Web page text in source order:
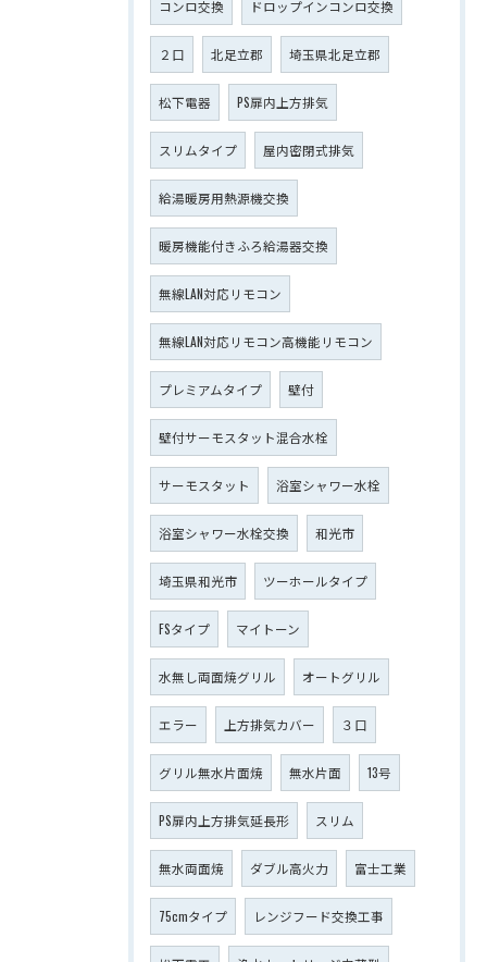
コンロ交換 ドロップインコンロ交換
２口 北足立郡 埼玉県北足立郡
松下電器 PS扉内上方排気
スリムタイプ 屋内密閉式排気
給湯暖房用熱源機交換
暖房機能付きふろ給湯器交換
無線LAN対応リモコン
無線LAN対応リモコン高機能リモコン
プレミアムタイプ 壁付
壁付サーモスタット混合水栓
サーモスタット 浴室シャワー水栓
浴室シャワー水栓交換 和光市
埼玉県和光市 ツーホールタイプ
FSタイプ マイトーン
水無し両面焼グリル オートグリル
エラー 上方排気カバー ３口
グリル無水片面焼 無水片面 13号
PS扉内上方排気延長形 スリム
無水両面焼 ダブル高火力 富士工業
75cmタイプ レンジフード交換工事